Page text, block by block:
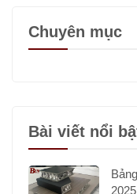
Chuyên mục
Bài viết nổi